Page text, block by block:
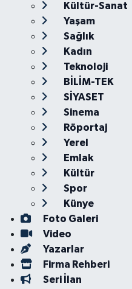
Kültür-Sanat
Yaşam
Sağlık
Kadın
Teknoloji
BİLİM-TEK
SİYASET
Sinema
Röportaj
Yerel
Emlak
Kültür
Spor
Künye
Foto Galeri
Video
Yazarlar
Firma Rehberi
Seri İlan